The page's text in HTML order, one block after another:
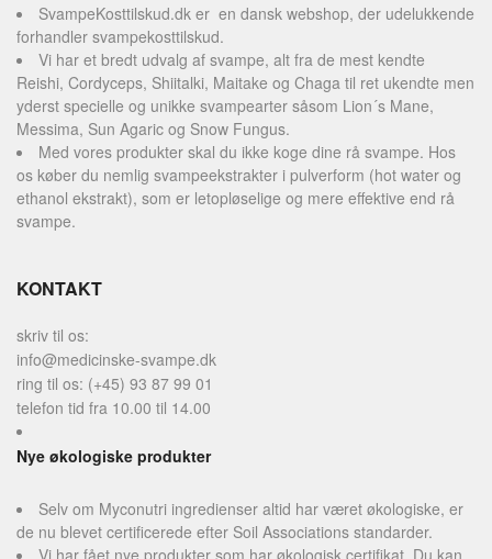
SvampeKosttilskud.dk er en dansk webshop, der udelukkende
forhandler svampekosttilskud.
Vi har et bredt udvalg af svampe, alt fra de mest kendte
Reishi, Cordyceps, Shiitalki, Maitake og Chaga til ret ukendte men
yderst specielle og unikke svampearter såsom Lion´s Mane,
Messima, Sun Agaric og Snow Fungus.
Med vores produkter skal du ikke koge dine rå svampe. Hos
os køber du nemlig svampeekstrakter i pulverform (hot water og
ethanol ekstrakt), som er letopløselige og mere effektive end rå
svampe.
KONTAKT
skriv til os:
info@medicinske-svampe.dk
ring til os: (+45) 93 87 99 01
telefon tid fra 10.00 til 14.00
Nye økologiske produkter
Selv om Myconutri ingredienser altid har været økologiske, er
de nu blevet certificerede efter Soil Associations standarder.
Vi har fået nye produkter som har økologisk certifikat. Du kan